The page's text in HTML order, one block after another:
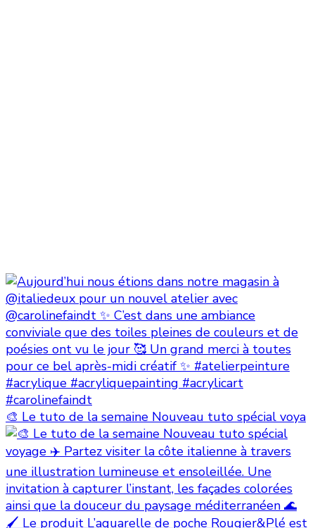
🎨 Le tuto de la semaine Nouveau tuto spécial voya